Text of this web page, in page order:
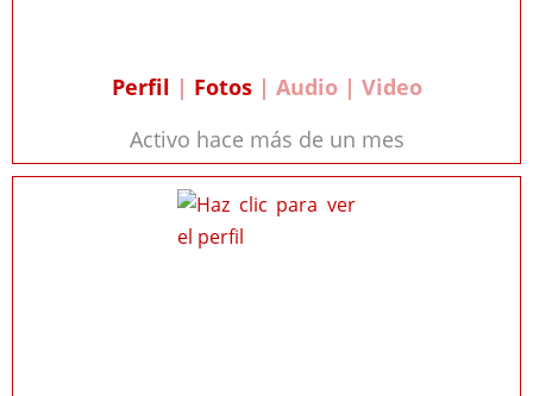
Perfil | Fotos| Audio | Video
Activo hace más de un mes